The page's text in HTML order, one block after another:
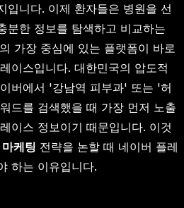
입니다. 이제 환자들은 병원을 선
분한 정보를 탐색하고 비교하는
가장 중심에 있는 플랫폼이 바로
이스입니다. 대한민국의 압도적
버에서 '강남역 피부과' 또는 '허
드를 검색했을 때 가장 먼저 노출
이스 정보이기 때문입니다. 이것
케팅 전략을 논할 때 네이버 플레
하는 이유입니다.